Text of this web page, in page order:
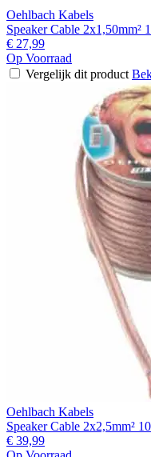
Oehlbach Kabels
Speaker Cable 2x1,50mm²
€ 27,99
Op Voorraad
Vergelijk dit product
Oehlbach Kabels
Speaker Cable 2x2,5mm²
€ 39,99